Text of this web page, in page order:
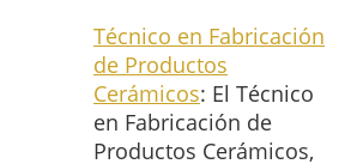
Técnico en Fabricación
de Productos
Cerámicos: El Técnico
en Fabricación de
Productos Cerámicos,